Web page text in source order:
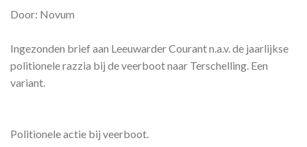
Door: Novum
Ingezonden brief aan Leeuwarder Courant n.a.v. de jaarlijkse
politionele razzia bij de veerboot naar Terschelling. Een
variant.
Politionele actie bij veerboot.